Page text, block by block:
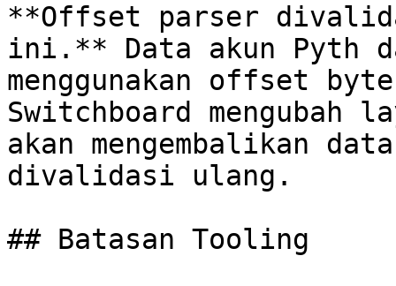
**Offset parser
ini.** Data akun Pyth
menggunakan offset
Switchboard mengubah
akan mengembalikan
divalidasi ulang.
## Batasan Tooling